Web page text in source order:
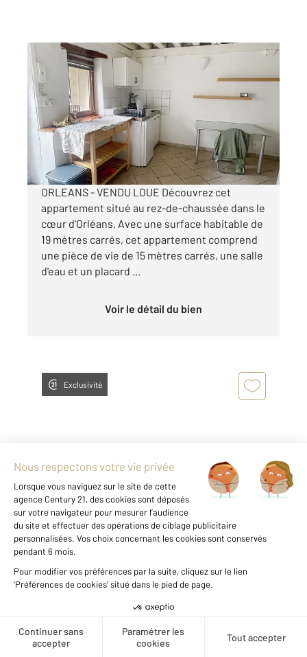
Créer une alerte
ORLEANS 45
19,06 m
2 , 1 pièce
Ref : 8232
Appartement Studio à vendre
64 900 €
Visiter le site dédié
ORLEANS - VENDU LOUE Découvrez cet
appartement situé au rez-de-chaussée dans le
cœur d'Orléans. Avec une surface habitable de
19 mètres carrés, cet appartement comprend
une pièce de vie de 15 mètres carrés, une salle
d'eau et un placard ...
Voir le détail du bien
Exclusivité
ORLEANS 45
28,12 m2, 1 pièce
Ref : 8231
Appartement Studio à vendre
69 900 €
ORLEANS - STUDIO VENDU LOUE (440 euros